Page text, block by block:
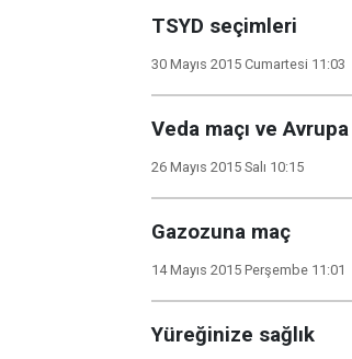
TSYD seçimleri
30 Mayıs 2015 Cumartesi 11:03
Veda maçı ve Avrupa
26 Mayıs 2015 Salı 10:15
Gazozuna maç
14 Mayıs 2015 Perşembe 11:01
Yüreğinize sağlık